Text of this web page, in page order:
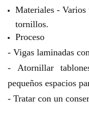
Materiales - Varios
tornillos.
Proceso
- Vigas laminadas
- Atornillar
pequeños espacios
- Tratar con un